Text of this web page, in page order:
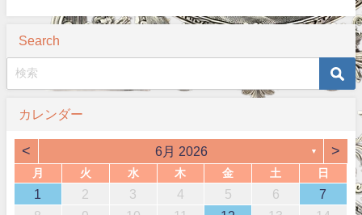
Search
カレンダー
< 6月 2026 ▼ >
月 火 水 木 金 土 日
1 2 3 4 5 6
7